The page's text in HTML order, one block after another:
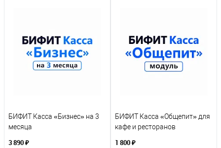
БИФИТ Касса «Бизнес» на 3
месяца
3 890 ₽
БИФИТ Касса «Общепит» для
кафе и ресторанов
1 800 ₽